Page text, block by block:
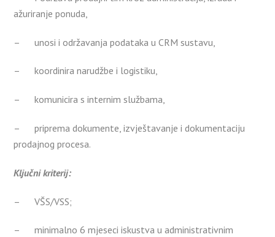
ažuriranje ponuda,
– unosi i održavanja podataka u CRM sustavu,
– koordinira narudžbe i logistiku,
– komunicira s internim službama,
– priprema dokumente, izvještavanje i dokumentaciju
prodajnog procesa.
Ključni kriterij:
– VŠS/VSS;
– minimalno 6 mjeseci iskustva u administrativnim